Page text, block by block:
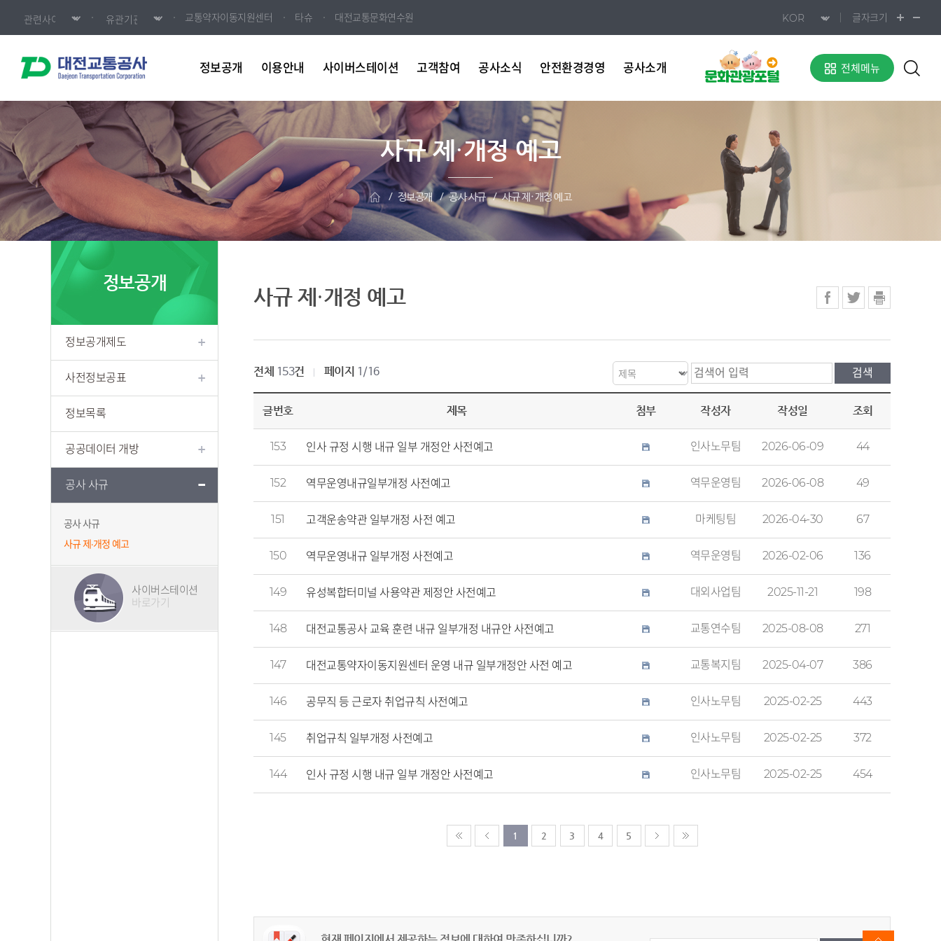
교통약자이동지원센터 타슈 대전교통문화연수원 글자크기
정보공개 이용안내 사이버스테이션 고객참여 공사소식 안전환경경영 공사소개 전체메뉴
사규 제·개정 예고
정보공개 공사 사규 사규 제·개정 예고
정보공개
정보공개제도
사전정보공표
정보목록
공공데이터 개방
공사 사규
공사 사규
사규 제·개정 예고
사이버스테이션
바로가기
사규 제·개정 예고
전체 153건 페이지 1/16
글번호 제목 첨부 작성자 작성일 조회
153 인사 규정 시행 내규 일부 개정안 사전예고 인사노무팀 2026-06-09 44
152 역무운영내규일부개정 사전예고 역무운영팀 2026-06-08 49
151 고객운송약관 일부개정 사전 예고 마케팅팀 2026-04-30 67
150 역무운영내규 일부개정 사전예고 역무운영팀 2026-02-06 136
149 유성복합터미널 사용약관 제정안 사전예고 대외사업팀 2025-11-21 198
148 대전교통공사 교육 훈련 내규 일부개정 내규안 사전예고 교통연수팀 2025-08-08 271
147 대전교통약자이동지원센터 운영 내규 일부개정안 사전 예고 교통복지팀 2025-04-07 386
146 공무직 등 근로자 취업규칙 사전예고 인사노무팀 2025-02-25 443
145 취업규칙 일부개정 사전예고 인사노무팀 2025-02-25 372
144 인사 규정 시행 내규 일부 개정안 사전예고 인사노무팀 2025-02-25 454
1 2 3 4 5